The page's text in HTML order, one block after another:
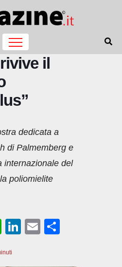
il
dedicata a
di Palmemberg e
internazionale del
poliomielite
W
at
Li
E